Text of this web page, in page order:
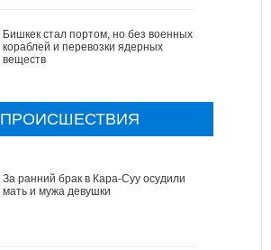
Бишкек стал портом, но без военных
кораблей и перевозки ядерных
веществ
ПРОИСШЕСТВИЯ
За ранний брак в Кара-Суу осудили
мать и мужа девушки